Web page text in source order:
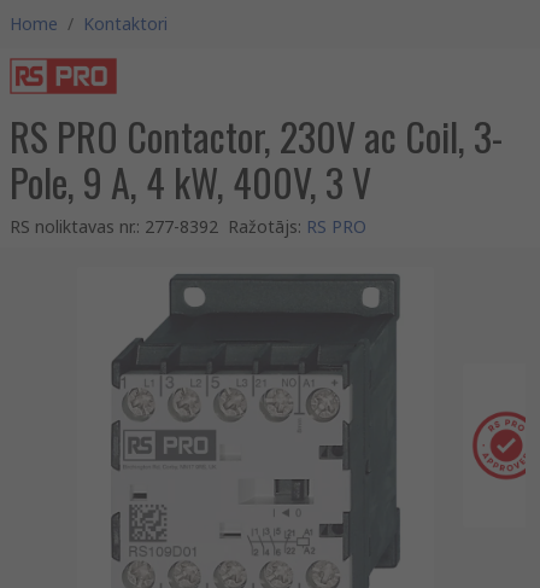
Home / Kontaktori
RS PRO Contactor, 230V ac Coil, 3-
Pole, 9 A, 4 kW, 400V, 3 V
RS noliktavas nr.: 277-8392 Ražotājs: RS PRO